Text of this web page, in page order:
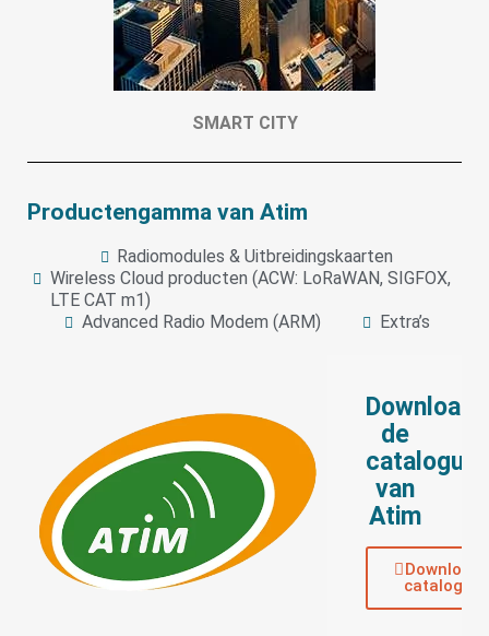
SMART CITY
Productengamma van Atim
Radiomodules & Uitbreidingskaarten
Wireless Cloud producten (ACW: LoRaWAN, SIGFOX,
LTE CAT m1)
Advanced Radio Modem (ARM)
Extra’s
Download
de
catalogus
van
Atim
Download
catalogus